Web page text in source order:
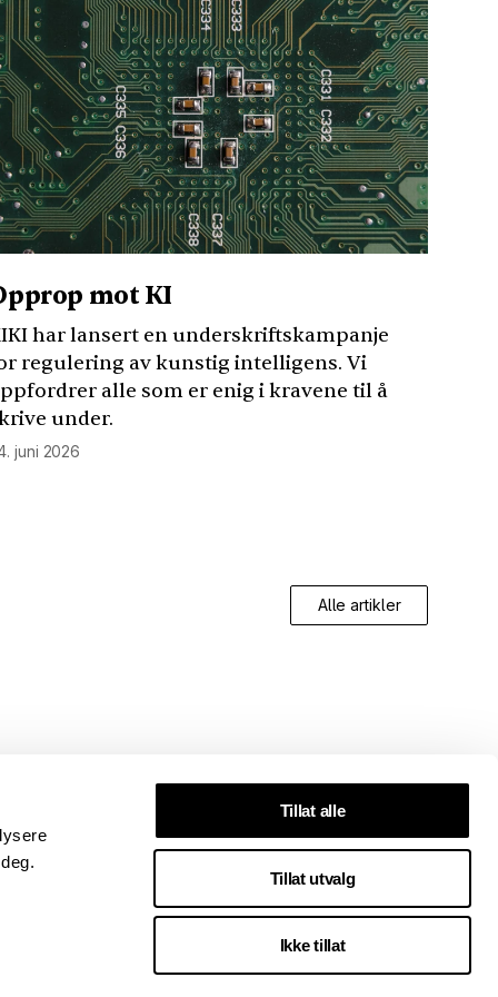
Tillat alle
Tillat utvalg
Ikke tillat
mot KI
har lansert en underskriftskampanje
regulering av kunstig intelligens. Vi
alle som er enig i kravene til å
under.
juni 2026
Alle artikler